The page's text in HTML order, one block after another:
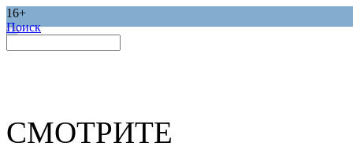
16+
Поиск
СМОТРИТЕ